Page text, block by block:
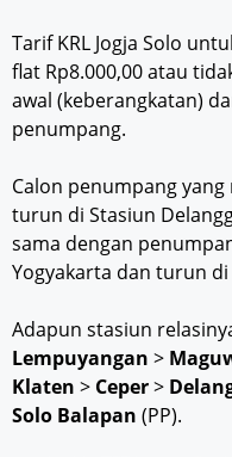
Tarif KRL Jogja Solo
flat Rp8.000,00 atau
awal (keberangkatan)
penumpang.
Calon penumpang
turun di Stasiun
sama dengan
Yogyakarta dan turun
Adapun stasiun
Lempuyangan >
Klaten > Ceper>
Solo Balapan (PP).